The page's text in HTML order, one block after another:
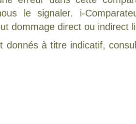
le signaler. i-
dommage direct ou indirect
donnés à titre indicatif,